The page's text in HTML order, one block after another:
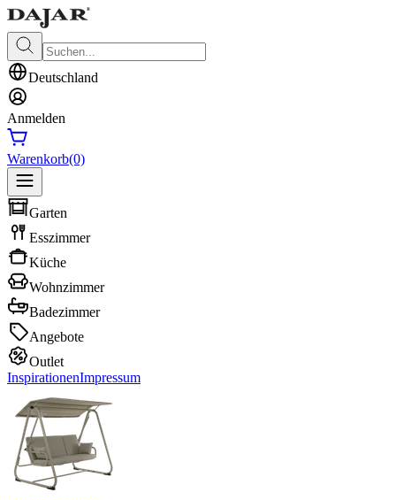
Deutschland
Anmelden
Warenkorb(0)
Garten
Esszimmer
Küche
Wohnzimmer
Badezimmer
Angebote
Outlet
InspirationenImpressum